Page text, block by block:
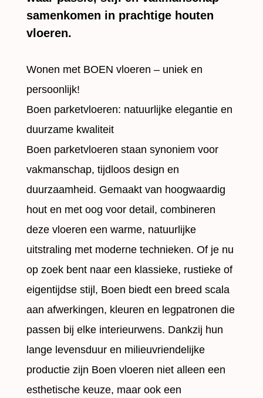
samenkomen in prachtige houten
vloeren.
Wonen met BOEN vloeren – uniek en
persoonlijk!
Boen parketvloeren: natuurlijke elegantie en
duurzame kwaliteit
Boen parketvloeren staan synoniem voor
vakmanschap, tijdloos design en
duurzaamheid. Gemaakt van hoogwaardig
hout en met oog voor detail, combineren
deze vloeren een warme, natuurlijke
uitstraling met moderne technieken. Of je nu
op zoek bent naar een klassieke, rustieke of
eigentijdse stijl, Boen biedt een breed scala
aan afwerkingen, kleuren en legpatronen die
passen bij elke interieurwens. Dankzij hun
lange levensduur en milieuvriendelijke
productie zijn Boen vloeren niet alleen een
esthetische keuze, maar ook een